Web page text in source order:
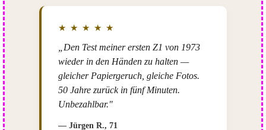
★ ★ ★ ★ ★
„Den Test meiner ersten Z1 von 1973
wieder in den Händen zu halten —
gleicher Papiergeruch, gleiche Fotos.
50 Jahre zurück in fünf Minuten.
Unbezahlbar."
— Jürgen R., 71